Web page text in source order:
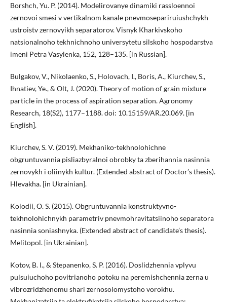
Borshch, Yu. P. (2014). Modelirovanye dinamiki rassloennoi
zernovoi smesi v vertikalnom kanale pnevmosepariruiushchykh
ustroistv zernovyikh separatorov. Visnyk Kharkivskoho
natsionalnoho tekhnichnoho universytetu silskoho hospodarstva
imeni Petra Vasylenka, 152, 128–135. [in Russian].
Bulgakov, V., Nikolaenko, S., Holovach, I., Boris, A., Kiurchev, S.,
Ihnatiev, Ye., & Olt, J. (2020). Theory of motion of grain mixture
particle in the process of aspiration separation. Agronomy
Research, 18(S2), 1177–1188. doi: 10.15159/AR.20.069. [in
English].
Kiurchev, S. V. (2019). Mekhaniko-tekhnolohichne
obgruntuvannia pisliazbyralnoi obrobky ta zberihannia nasinnia
zernovykh i oliinykh kultur. (Extended abstract of Doctor’s thesis).
Hlevakha. [in Ukrainian].
Kolodii, O. S. (2015). Obgruntuvannia konstruktyvno-
tekhnolohichnykh parametriv pnevmohravitatsiinoho separatora
nasinnia soniashnyka. (Extended abstract of candidate’s thesis).
Melitopol. [in Ukrainian].
Kotov, B. I., & Stepanenko, S. P. (2016). Doslidzhennia vplyvu
pulsuiuchoho povitrianoho potoku na peremishchennia zerna u
vibrozridzhenomu shari zernosolomystoho vorokhu.